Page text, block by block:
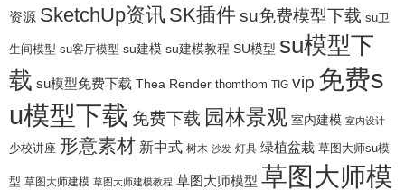
资源 SketchUp资讯 SK插件su免费模型下载 su卫
生间模型 su客厅模型 su建模 su建模教程 SU模型 su模型下
载 su模型免费下载 Thea Render thomthom TIG vip 免费s
u模型下载 免费下载 园林景观 室内建模 室内设计
少校讲座 形意素材 新中式 树木 沙发 灯具 绿植盆栽 草图大师su模
型 草图大师建模 草图大师建模教程 草图大师模型 草图大师模